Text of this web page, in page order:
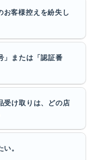
客様控えを紛失し
」または「認証番
受け取りは、どの店
。